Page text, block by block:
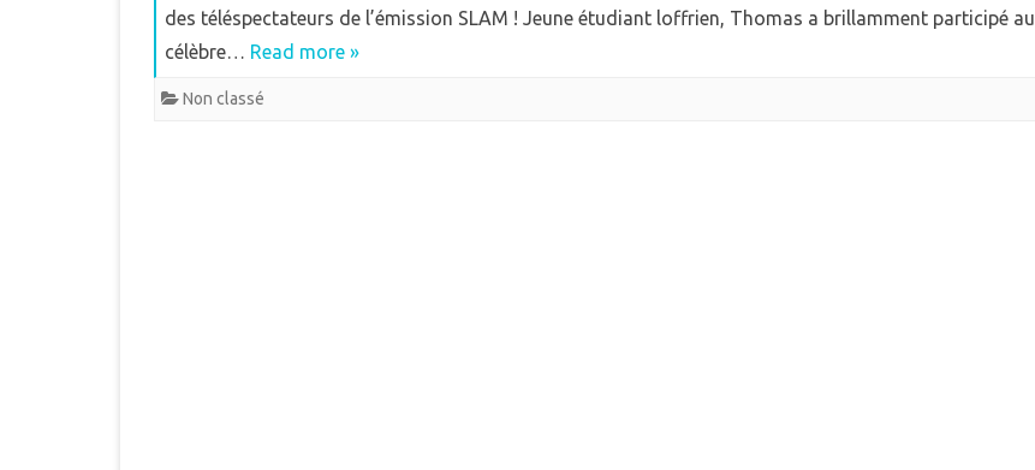
des téléspectateurs de l’émission SLAM ! Jeune étudiant loffrien, Thomas a brillamment participé au
célèbre… Read more »
Non classé